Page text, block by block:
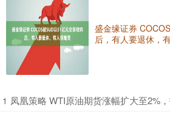
盛金缘证券
后，有人要退休，
1 凤凰策略 WTI原油期货涨幅扩大至2%